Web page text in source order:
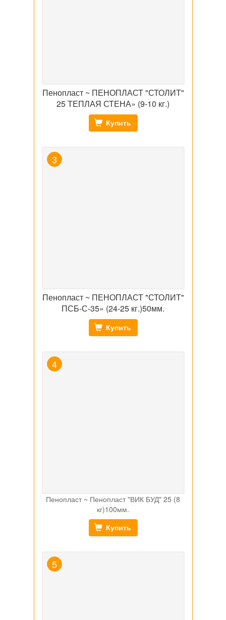
Пенопласт ~ ПЕНОПЛАСТ "СТОЛИТ"
25 ТЕПЛАЯ СТЕНА» (9-10 кг.)
Купить
Пенопласт ~ ПЕНОПЛАСТ "СТОЛИТ"
ПСБ-С-35» (24-25 кг.)50мм.
Купить
Пенопласт ~ Пенопласт "ВИК БУД" 25 (8
кг)100мм.
Купить